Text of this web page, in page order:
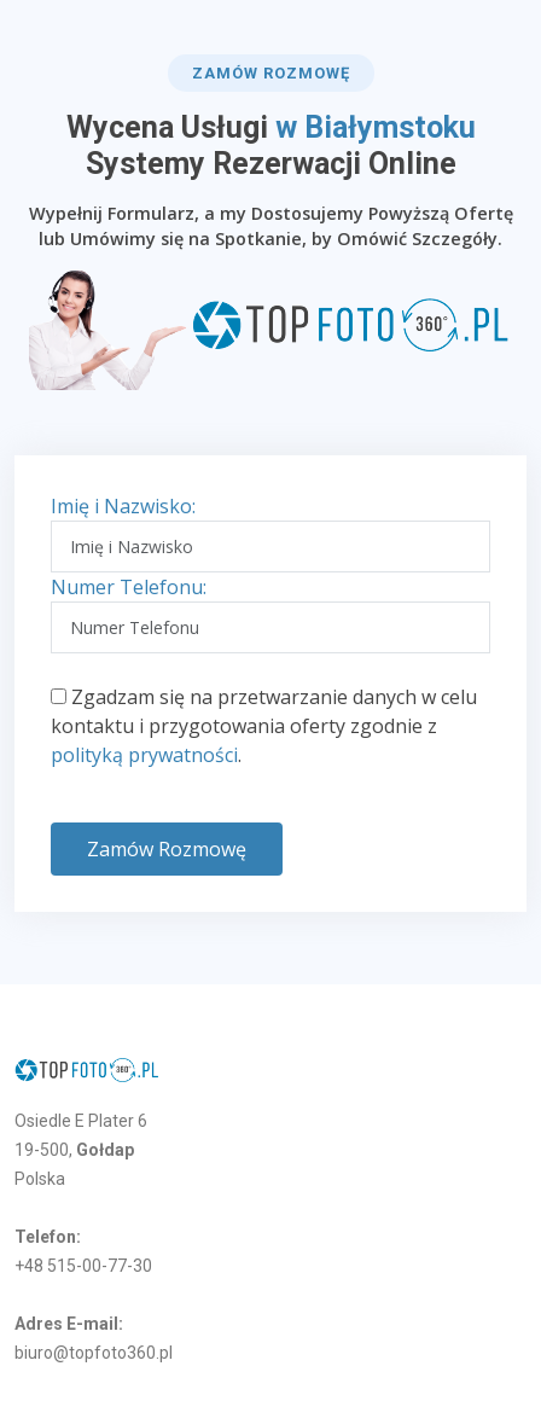
ZAMÓW ROZMOWĘ
Wycena Usługi w Białymstoku
​Systemy Rezerwacji Online
Wypełnij Formularz, a my Dostosujemy Powyższą Ofertę
lub Umówimy się na Spotkanie, by Omówić Szczegóły.
Imię i Nazwisko:
Numer Telefonu:
Zgadzam się na przetwarzanie danych w celu
kontaktu i przygotowania oferty zgodnie z
polityką prywatności.
Zamów Rozmowę
Osiedle E Plater 6
19-500, Gołdap
Polska
Telefon:
+48 515-00-77-30
Adres E-mail:
biuro@topfoto360.pl